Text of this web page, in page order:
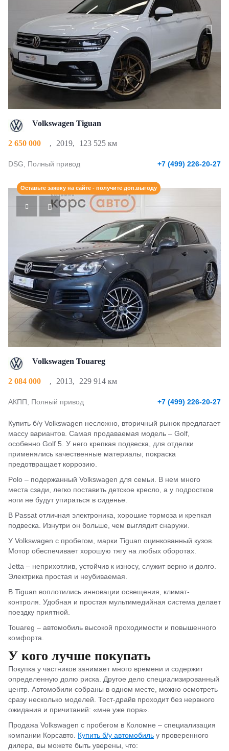
Volkswagen Tiguan
2 650 000 , 2019, 123 525 км
DSG, Полный привод +7 (499) 226-20-27
Оставьте заявку на сайте - получите доп.выгоду
Volkswagen Touareg
2 084 000 , 2013, 229 914 км
АКПП, Полный привод +7 (499) 226-20-27
Купить б/у Volkswagen несложно, вторичный рынок предлагает
массу вариантов. Самая продаваемая модель – Golf,
особенно Golf 5. У него крепкая подвеска, для отделки
применялись качественные материалы, покраска
предотвращает коррозию.
Polo – подержанный Volkswagen для семьи. В нем много
места сзади, легко поставить детское кресло, а у подростков
ноги не будут упираться в сиденье.
В Passat отличная электроника, хорошие тормоза и крепкая
подвеска. Изнутри он больше, чем выглядит снаружи.
У Volkswagen с пробегом, марки Tiguan оцинкованный кузов.
Мотор обеспечивает хорошую тягу на любых оборотах.
Jetta – неприхотлив, устойчив к износу, служит верно и долго.
Электрика простая и неубиваемая.
В Tiguan воплотились инновации освещения, климат-
контроля. Удобная и простая мультимедийная система делает
поездку приятной.
Touareg – автомобиль высокой проходимости и повышенного
комфорта.
У кого лучше покупать
Покупка у частников занимает много времени и содержит
определенную долю риска. Другое дело специализированный
центр. Автомобили собраны в одном месте, можно осмотреть
сразу несколько моделей. Тест-драйв проходит без нервного
ожидания и причитаний: «мне уже пора».
Продажа Volkswagen с пробегом в Коломне – специализация
компании Корсавто. Купить б/у автомобиль у проверенного
дилера, вы можете быть уверены, что: